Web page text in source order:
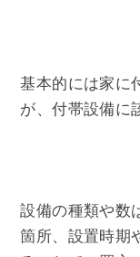
基本的には家に
が、付帯設備に
設備の種類や数
箇所、設置時期